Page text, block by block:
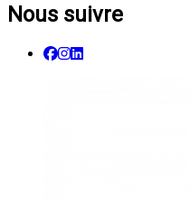
Nous suivre